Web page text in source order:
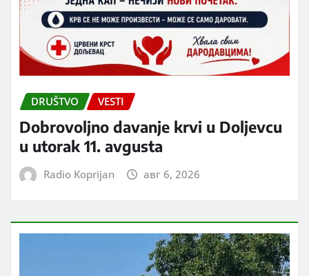
DRUŠTVO VESTI
Dobrovoljno davanje krvi u Doljevcu
u utorak 11. avgusta
Radio Koprijan авг 6, 2026